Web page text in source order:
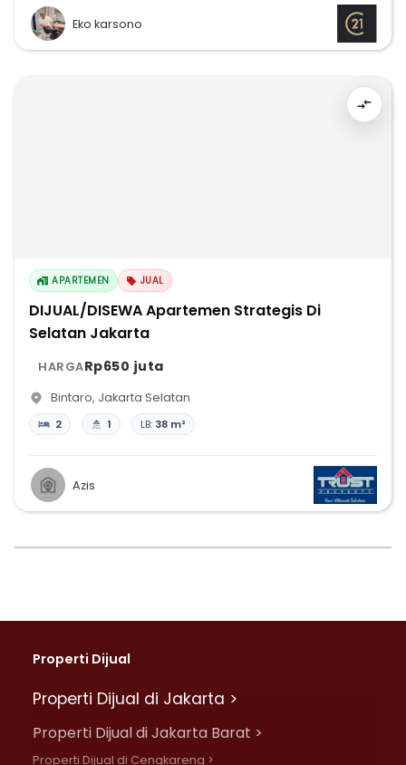
Eko karsono
APARTEMEN JUAL
DIJUAL/DISEWA Apartemen Strategis Di
Selatan Jakarta
HARGARp650 juta
Bintaro, Jakarta Selatan
2 1 LB: 38 m²
Azis
Properti Dijual
Properti Dijual di Jakarta >
Properti Dijual di Jakarta Barat >
Properti Dijual di Cengkareng >